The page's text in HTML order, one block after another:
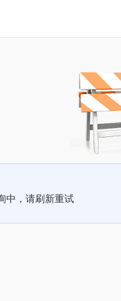
中，请刷新重试